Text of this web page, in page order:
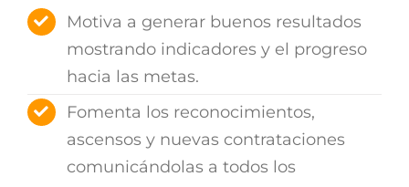
Motiva a generar buenos resultados
mostrando indicadores y el progreso
hacia las metas.
Fomenta los reconocimientos,
ascensos y nuevas contrataciones
comunicándolas a todos los